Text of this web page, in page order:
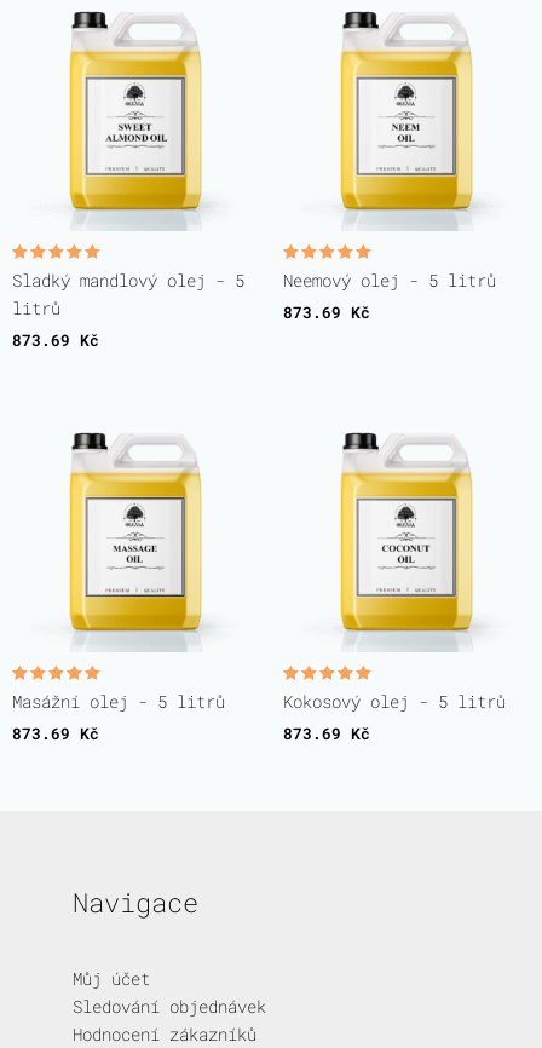
Hodnocení
5.00
z 5
Sladký mandlový olej - 5
litrů
873.69 Kč
Hodnocení
5.00
Neemový olej - 5 litrů
873.69 Kč
Hodnocení
5.00
Masážní olej - 5 litrů
873.69 Kč
Hodnocení
5.00
Kokosový olej - 5 litrů
873.69 Kč
Navigace
Můj účet
Sledování objednávek
Hodnocení zákazníků